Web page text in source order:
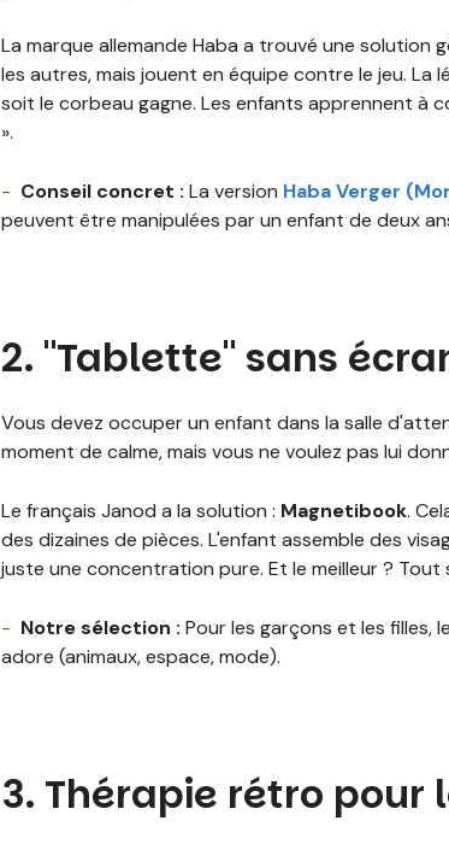
La marque allemande Haba a trouvé une solution
les autres, mais jouent en équipe contre le jeu. La
soit le corbeau gagne. Les enfants apprennent à
».
Conseil concret : La version Haba Verger
peuvent être manipulées par un enfant de deux
2. "Tablette" sans
Vous devez occuper un enfant dans la salle
moment de calme, mais vous ne voulez pas lui
Le français Janod a la solution : Magnetibook.
des dizaines de pièces. L'enfant assemble des
juste une concentration pure. Et le meilleur ?
Notre sélection : Pour les garçons et les filles,
adore (animaux, espace, mode).
3. Thérapie rétro